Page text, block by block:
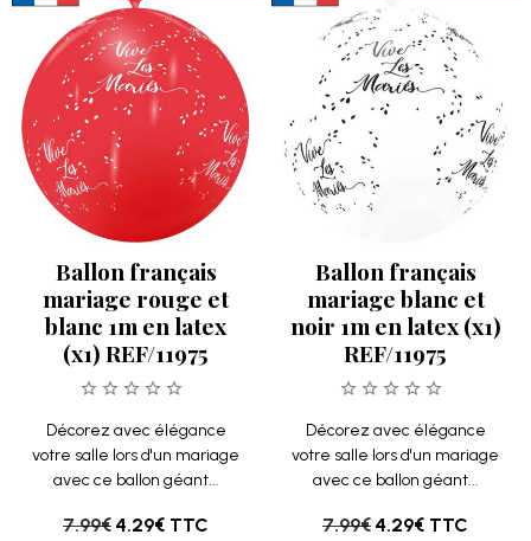
Ballon français
mariage rouge et
blanc 1m en latex
(x1) REF/11975
Décorez avec élégance
votre salle lors d'un mariage
avec ce ballon géant...
7.99€ 4.29€ TTC
Ballon français
mariage blanc et
noir 1m en latex (x1)
REF/11975
Décorez avec élégance
votre salle lors d'un mariage
avec ce ballon géant...
7.99€ 4.29€ TTC